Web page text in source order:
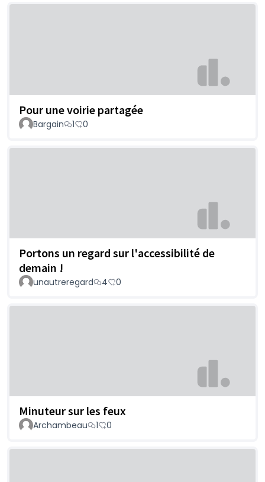
Pour une voirie partagée
Bargain 1 0
Portons un regard sur l'accessibilité de
demain !
unautreregard 4 0
Minuteur sur les feux
Archambeau 1 0